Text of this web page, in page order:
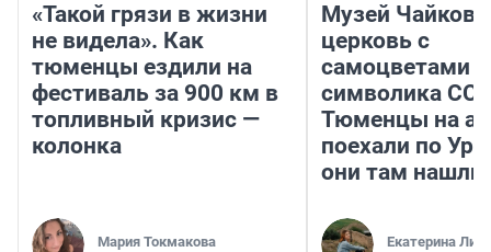
«Такой грязи в жизни
не видела». Как
тюменцы ездили на
фестиваль за 900 км в
топливный кризис —
колонка
Мария Токмакова
Музей
церковь с
самоцветами
символика
Тюменцы на
поехали по
они там нашли
Екатерина